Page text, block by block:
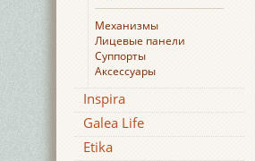
Механизмы
Лицевые панели
Суппорты
Аксессуары
Inspira
Galea Life
Etika